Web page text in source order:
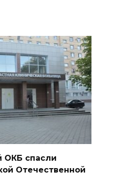
ОКБ спасли
Отечественной